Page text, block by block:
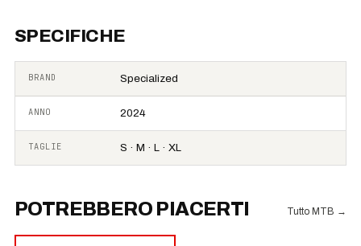
SPECIFICHE
BRAND Specialized
ANNO 2024
TAGLIE S · M · L · XL
POTREBBERO PIACERTI Tutto MTB →